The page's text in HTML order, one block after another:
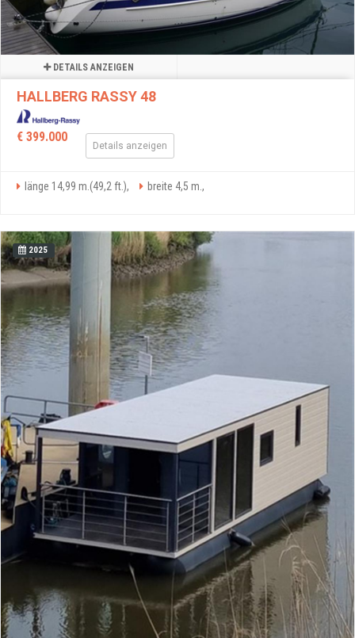
DETAILS ANZEIGEN
HALLBERG RASSY 48
€ 399.000
Details anzeigen
länge 14,99 m.(49,2 ft.), breite 4,5 m.,
2025